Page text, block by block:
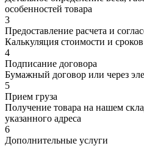
особенностей товара
3
Предоставление расчета и
Калькуляция стоимости и
4
Подписание договора
Бумажный договор или через
5
Прием груза
Получение товара на нашем
указанного адреса
6
Дополнительные услуги